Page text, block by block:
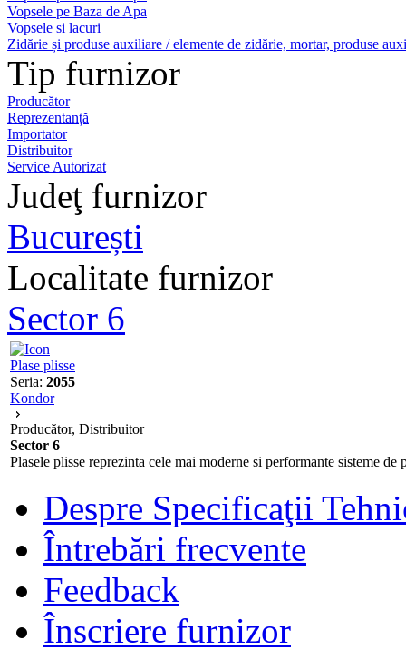
Vopsele pe Baza de Apa
Vopsele si lacuri
Zidărie și produse auxiliare / elemente de zidărie, mortar, produse
Tip furnizor
Producător
Reprezentanță
Importator
Distribuitor
Service Autorizat
Judeţ furnizor
București
Localitate furnizor
Sector 6
Plase plisse
Seria: 2055
Kondor
Producător, Distribuitor
Sector 6
Plasele plisse reprezinta cele mai moderne si performante sisteme
Despre Specificaţii
Întrebări frecvente
Feedback
Înscriere furnizor